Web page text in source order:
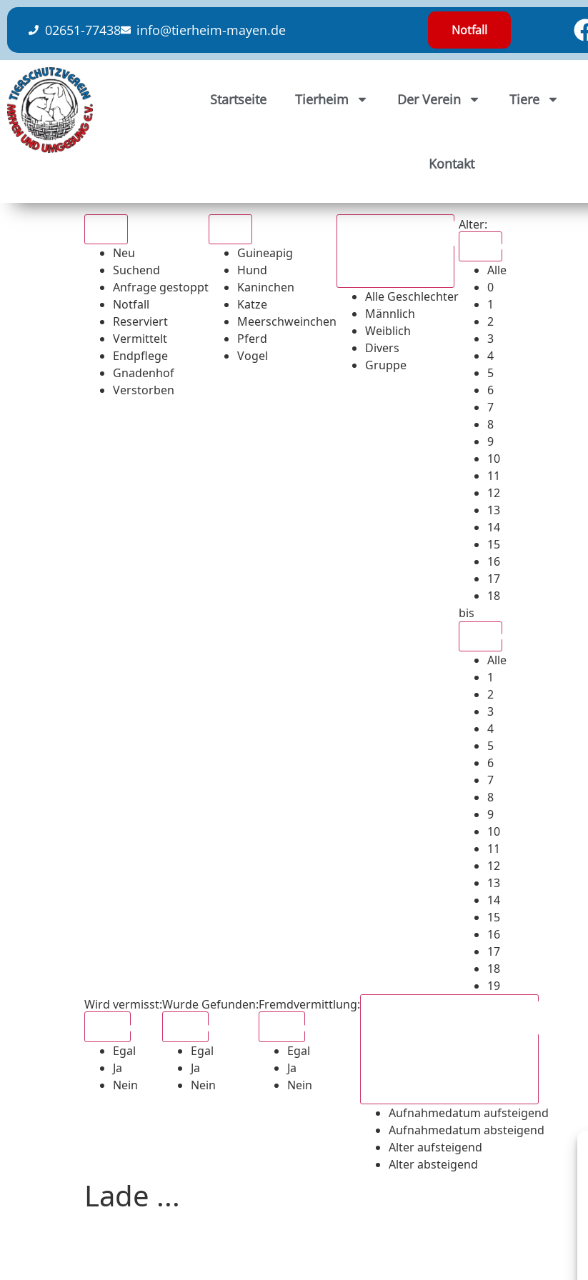
content
02651-77438 info@tierheim-mayen.de Notfall
Startseite Tierheim Der Verein Tiere
Kontakt
Neu
Suchend
Anfrage gestoppt
Notfall
Reserviert
Vermittelt
Endpflege
Gnadenhof
Verstorben
Guineapig
Hund
Kaninchen
Katze
Meerschweinchen
Pferd
Vogel
Alle Geschlechter
Männlich
Weiblich
Divers
Gruppe
Alter:
Alle
0
1
2
3
4
5
6
7
8
9
10
11
12
13
14
15
16
17
18
bis
Alle
1
2
3
4
5
6
7
8
9
10
11
12
13
14
15
16
17
18
19
Wird vermisst:
Egal
Ja
Nein
Wurde Gefunden:
Egal
Ja
Nein
Fremdvermittlung:
Egal
Ja
Nein
Aufnahmedatum aufsteigend
Aufnahmedatum absteigend
Alter aufsteigend
Alter absteigend
Lade ...